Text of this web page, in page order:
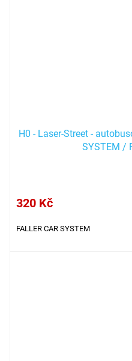
H0 - Laser-Street -
SYSTEM /
320 Kč
FALLER CAR SYSTEM